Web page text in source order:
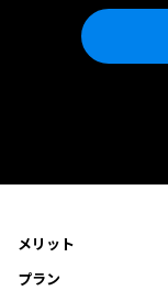
メリット
プラン